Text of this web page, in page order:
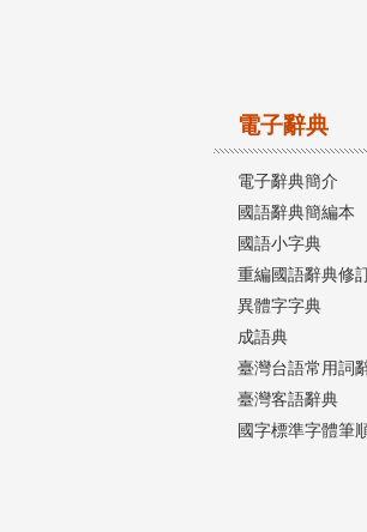
電子辭典
電子辭典簡介
國語辭典簡編本
國語小字典
重編國語辭典修
異體字字典
成語典
臺灣台語常用詞
臺灣客語辭典
國字標準字體筆